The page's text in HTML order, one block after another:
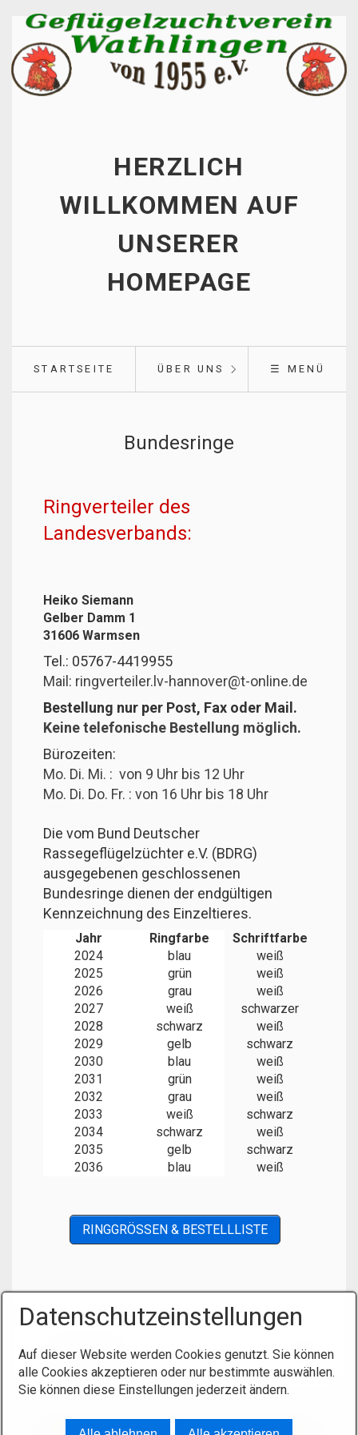
HERZLICH
WILLKOMMEN AUF
UNSERER
HOMEPAGE
STARTSEITE ÜBER UNS ☰ MENÜ
Bundesringe
Ringverteiler des
Landesverbands:
Heiko Siemann
Gelber Damm 1
31606 Warmsen
Tel.: 05767-4419955
Mail: ringverteiler.lv-hannover@t-online.de
Bestellung nur per Post, Fax oder Mail.
Keine telefonische Bestellung möglich.
Bürozeiten:
Mo. Di. Mi. : von 9 Uhr bis 12 Uhr
Mo. Di. Do. Fr. : von 16 Uhr bis 18 Uhr
Die vom Bund Deutscher
Rassegeflügelzüchter e.V. (BDRG)
ausgegebenen geschlossenen
Bundesringe dienen der endgültigen
Kennzeichnung des Einzeltieres.
Jahr Ringfarbe
Schriftfarbe
2024
blau
weiß
2025
grün
weiß
2026
grau
weiß
2027
weiß
schwarzer
2028
schwarz
weiß
2029
gelb
schwarz
2030
blau
weiß
2031
grün
weiß
2032
grau
weiß
2033
weiß
schwarz
2034
schwarz
weiß
2035
gelb
schwarz
2036
blau weiß
RINGGRÖSSEN & BESTELLLISTE
Startseite Newsletter Kontakt Impressum
Datenschutzeinstellungen
Auf dieser Website werden Cookies genutzt. Sie können
alle Cookies akzeptieren oder nur bestimmte auswählen.
Sie können diese Einstellungen jederzeit ändern.